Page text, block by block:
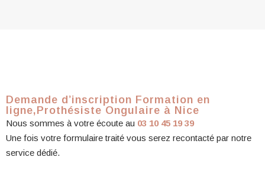
Demande d’inscription Formation en
ligne,Prothésiste Ongulaire à Nice
Nous sommes à votre écoute au 03 10 45 19 39
Une fois votre formulaire traité vous serez recontacté par notre
service dédié.